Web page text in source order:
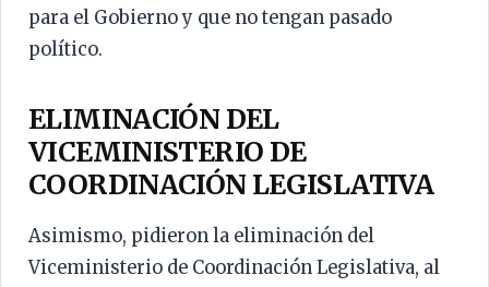
para el Gobierno y que no tengan pasado
político.
ELIMINACIÓN DEL
VICEMINISTERIO DE
COORDINACIÓN LEGISLATIVA
Asimismo, pidieron la eliminación del
Viceministerio de Coordinación Legislativa, al